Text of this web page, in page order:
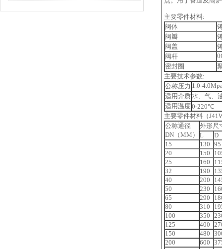
主要零件材料:
阀体
阀瓣
阀盖
阀杆
密封圈
主要技术参数:
公称压力 1.0-
适用介质水、气、
适用温度0-220℃
主要零件材料（
公称通径
DN（MM）
外形尺
L
D
15
130 95
20
150
25
160
32
190
40
200
50
230
65
290
80
310
100
350
125
400
150
480
200
600